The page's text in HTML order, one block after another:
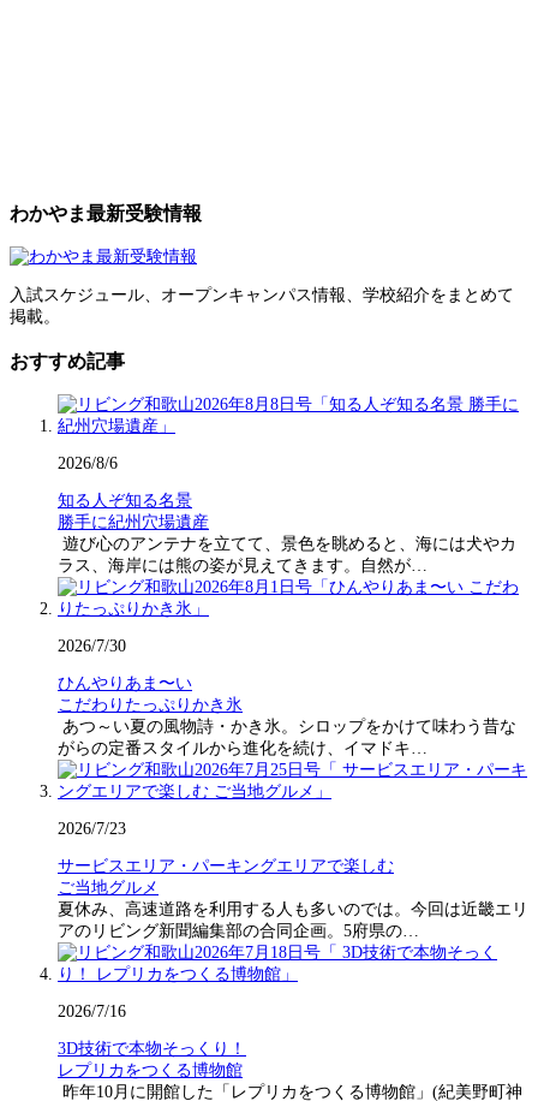
わかやま最新受験情報
入試スケジュール、オープンキャンパス情報、学校紹介をまとめて
掲載。
おすすめ記事
2026/8/6
知る人ぞ知る名景
勝手に紀州穴場遺産
遊び心のアンテナを立てて、景色を眺めると、海には犬やカ
ラス、海岸には熊の姿が見えてきます。自然が…
2026/7/30
ひんやりあま〜い
こだわりたっぷりかき氷
あつ～い夏の風物詩・かき氷。シロップをかけて味わう昔な
がらの定番スタイルから進化を続け、イマドキ…
2026/7/23
サービスエリア・パーキングエリアで楽しむ
ご当地グルメ
夏休み、高速道路を利用する人も多いのでは。今回は近畿エリ
アのリビング新聞編集部の合同企画。5府県の…
2026/7/16
3D技術で本物そっくり！
レプリカをつくる博物館
昨年10月に開館した「レプリカをつくる博物館」(紀美野町神